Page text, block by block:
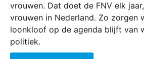
vrouwen. Dat doet de FNV elk
vrouwen in Nederland. Zo zorgen
loonkloof op de agenda blijft van
politiek.